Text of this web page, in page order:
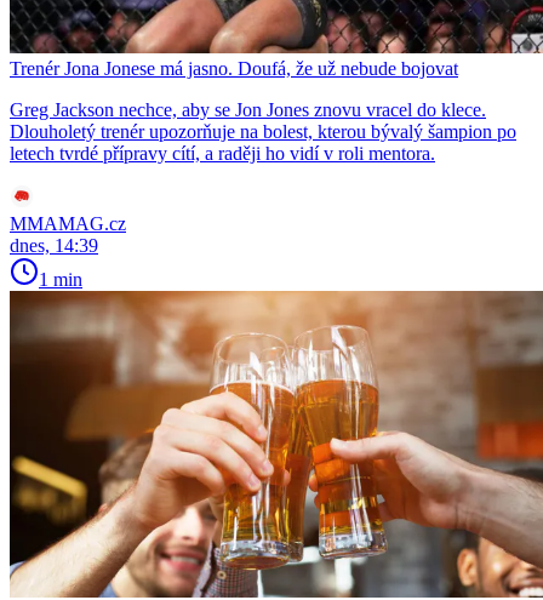
Trenér Jona Jonese má jasno. Doufá, že už nebude bojovat
Greg Jackson nechce, aby se Jon Jones znovu vracel do klece.
Dlouholetý trenér upozorňuje na bolest, kterou bývalý šampion po
letech tvrdé přípravy cítí, a raději ho vidí v roli mentora.
MMAMAG.cz
dnes, 14:39
1 min